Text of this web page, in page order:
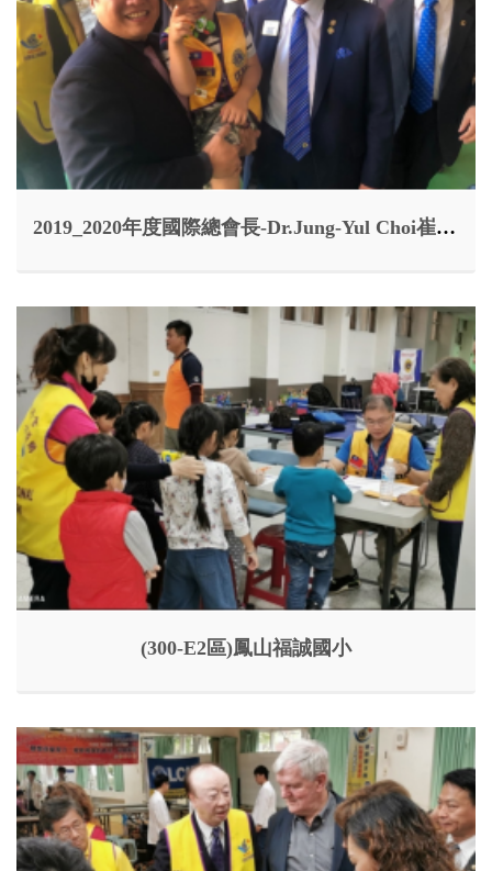
2019_2020年度國際總會長-Dr.Jung-Yul Choi崔重烈博士來訪
(300-E2區)鳳山福誠國小